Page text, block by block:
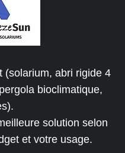
(solarium, abri rigide 4
bioclimatique,
solution selon
et votre usage.